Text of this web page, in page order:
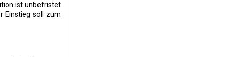
ist unbefristet
Einstieg soll zum